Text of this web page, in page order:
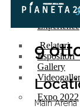
Incontri
Experience
Relatori
Gallery
Expo 2022
9
Main Arena